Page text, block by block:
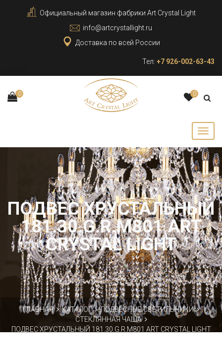
Официальный магазин фабрики Art Crystal Light
info@artcrystallight.ru
Доставка по всей России
Тел: +7 926-002-63-43
0 0
ПОДВЕС ХРУСТАЛЬНЫЙ
181.30.G.R.M801 ART
CRYSTAL LIGHT
ГЛАВНАЯ КАТАЛОГ
ПОДВЕСНЫЕ СВЕТИЛЬНИКИ
СТЕКЛЯННАЯ ЧАША
ПОДВЕС ХРУСТАЛЬНЫЙ 181.30.G.R.M801 ART CRYSTAL LIGHT